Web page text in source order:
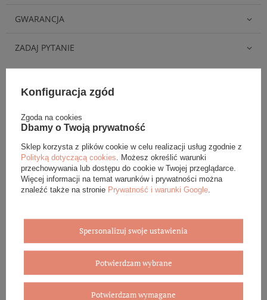
GWARANCJA
ZADAJ PYTANIE
Eleganckie opakowanie gratis
Biżuterię i zegarki zakupione w sklepie internetowym
BOVEM otrzymasz jako gotowy do wręczenia upominek. Do
każdego zamówienia dołączamy pudełko ze skóry
ekologicznej oraz elegancką torebkę. Rozmiary i wzory
mogą się różnić ze względu na wybrany asortyment.
WYBIERZ PREZENT
Konfiguracja zgód
Zgoda na cookies
Dbamy o Twoją prywatność
Sklep korzysta z plików cookie w celu realizacji usług zgodnie z
Polityką dotyczącą cookies . Możesz określić warunki
przechowywania lub dostępu do cookie w Twojej przeglądarce.
Więcej informacji na temat warunków i prywatności można
znaleźć także na stronie Prywatność i warunki Google
Spersonalizuj swoje ustawienia
Potwierdzam wybrane
Potwierdzam wymagane